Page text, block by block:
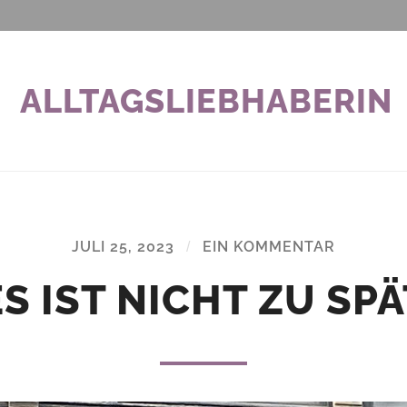
ALLTAGSLIEBHABERIN
JULI 25, 2023 / EIN KOMMENTAR
IST NICHT ZU